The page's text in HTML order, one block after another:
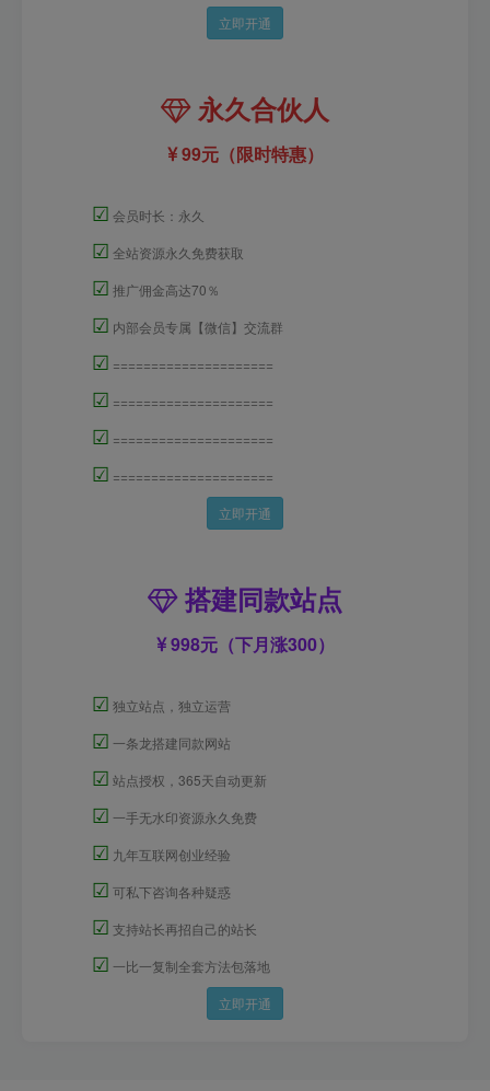
立即开通
永久合伙人
99元（限时特惠）
☑ 会员时长：永久
☑ 全站资源永久免费获取
☑ 推广佣金高达70％
☑ 内部会员专属【微信】交流群
☑ =====================
☑ =====================
☑ =====================
☑ =====================
立即开通
搭建同款站点
998元（下月涨300）
☑ 独立站点，独立运营
☑ 一条龙搭建同款网站
☑ 站点授权，365天自动更新
☑ 一手无水印资源永久免费
☑ 九年互联网创业经验
☑ 可私下咨询各种疑惑
☑ 支持站长再招自己的站长
☑ 一比一复制全套方法包落地
立即开通